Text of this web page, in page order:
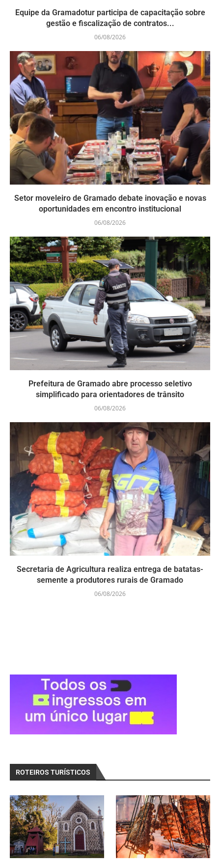
Equipe da Gramadotur participa de capacitação sobre
gestão e fiscalização de contratos...
06/08/2026
Setor moveleiro de Gramado debate inovação e novas
oportunidades em encontro institucional
06/08/2026
Prefeitura de Gramado abre processo seletivo
simplificado para orientadores de trânsito
06/08/2026
Secretaria de Agricultura realiza entrega de batatas-
semente a produtores rurais de Gramado
06/08/2026
ROTEIROS TURÍSTICOS